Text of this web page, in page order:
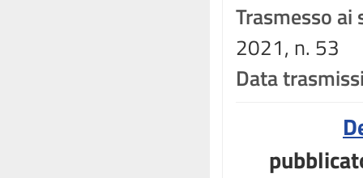
Trasmesso ai
2021, n. 53
Data